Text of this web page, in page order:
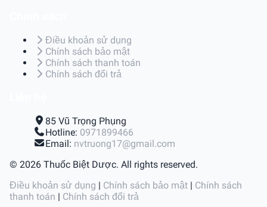
Điều khoản sử dụng
Chính sách bảo mật
Chính sách thanh toán
Chính sách đổi trả
85 Vũ Trọng Phụng
Hotline: 0971899466
Email: nvtruong17@gmail.com
© 2026 Thuốc Biệt Dược. All rights reserved.
Điều khoản sử dụng | Chính sách bảo mật | Chính sách
thanh toán | Chính sách đổi trả